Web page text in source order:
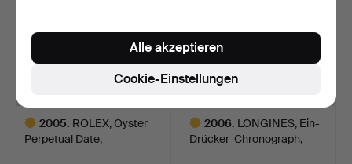
2005. ROLEX, Oyster
Perpetual Date,
2006. LONGINES, Ein-
Drücker-Chronograph,
Cookie-Einstellungen
Alle akzeptieren